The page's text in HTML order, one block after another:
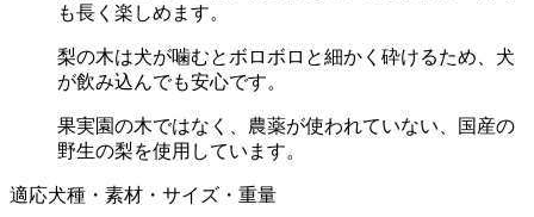
も長く楽しめます。
梨の木は犬が噛むとボロボロと細かく砕けるため、犬
が飲み込んでも安心です。
果実園の木ではなく、農薬が使われていない、国産の
野生の梨を使用しています。
適応犬種・素材・サイズ・重量